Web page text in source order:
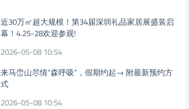
近30万㎡超大规模！第34届深圳礼品家居展盛装启
幕！4.25-28欢迎参观!
2026-05-08 10:54
来马峦山尽情“森呼吸”，假期约起→ 附最新预约方
式
2026-05-08 10:54